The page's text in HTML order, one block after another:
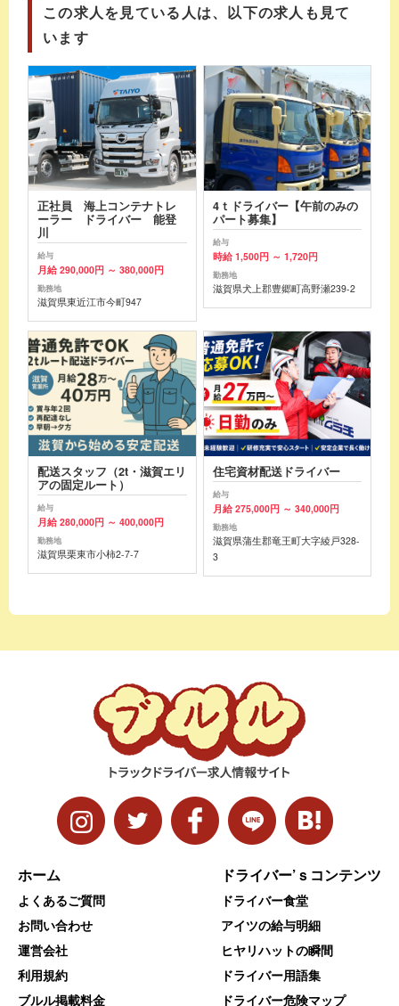
この求人を見ている人は、以下の求人も見て
います
正社員 海上コンテナトレ
ーラー ドライバー 能登
川
給与
月給 290,000円 ～ 380,000円
勤務地
滋賀県東近江市今町947
4ｔドライバー【午前のみの
パート募集】
給与
時給 1,500円 ～ 1,720円
勤務地
滋賀県犬上郡豊郷町高野瀬239-2
配送スタッフ（2t・滋賀エリ
アの固定ルート）
給与
月給 280,000円 ～ 400,000円
勤務地
滋賀県栗東市小柿2-7-7
住宅資材配送ドライバー
給与
月給 275,000円 ～ 340,000円
勤務地
滋賀県蒲生郡竜王町大字綾戸328-
3
ホーム
よくあるご質問
お問い合わせ
運営会社
利用規約
ブルル掲載料金
ドライバー’ｓコンテンツ
ドライバー食堂
アイツの給与明細
ヒヤリハットの瞬間
ドライバー用語集
ドライバー危険マップ